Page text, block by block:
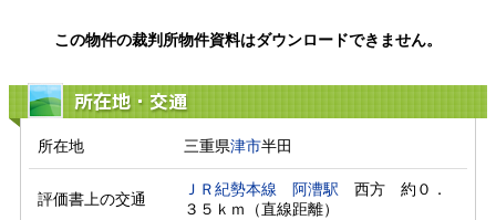
この物件の裁判所物件資料はダウンロードできません。
所在地・交通
所在地 三重県津市半田
評価書上の交通
ＪＲ紀勢本線 阿漕駅 西方　約０．
３５ｋｍ（直線距離）